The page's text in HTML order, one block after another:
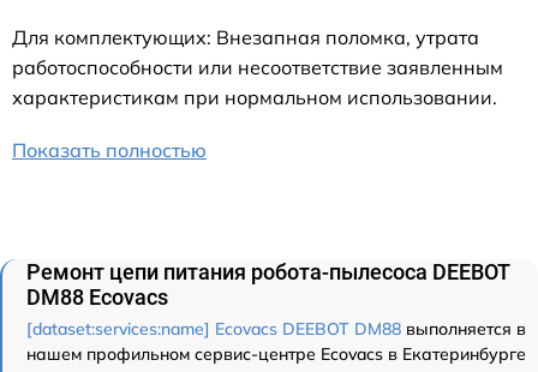
Для комплектующих: Внезапная поломка, утрата
работоспособности или несоответствие заявленным
характеристикам при нормальном использовании.
Показать полностью
Ремонт цепи питания робота-пылесоса DEEBOT
DM88 Ecovacs
[dataset:services:name] Ecovacs DEEBOT DM88 выполняется в
нашем профильном сервис-центре Ecovacs в Екатеринбурге